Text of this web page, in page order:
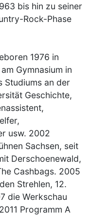
bis hin zu seiner
Rock-Phase
1976 in
Gymnasium in
Studiums an der
Geschichte,
usw. 2002
Sachsen, seit
Derschoenewald,
Cashbags. 2005
Strehlen, 12.
die Werkschau
Programm A